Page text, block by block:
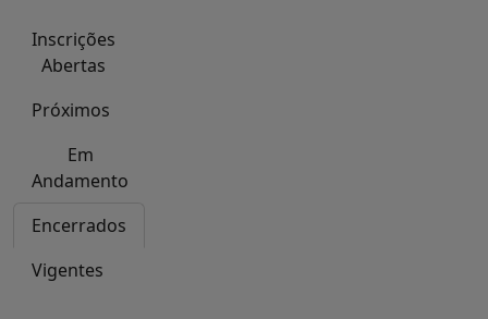
Inscrições
Abertas
Próximos
Em
Andamento
Encerrados
Vigentes